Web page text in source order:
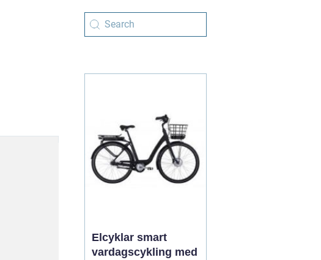
Elcyklar smart
vardagscykling med